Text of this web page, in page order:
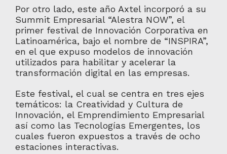
Por otro lado, este año Axtel incorporó a su
Summit Empresarial “Alestra NOW”, el
primer festival de Innovación Corporativa en
Latinoamérica, bajo el nombre de “INSPIRA”,
en el que expuso modelos de innovación
utilizados para habilitar y acelerar la
transformación digital en las empresas.
Este festival, el cual se centra en tres ejes
temáticos: la Creatividad y Cultura de
Innovación, el Emprendimiento Empresarial
así como las Tecnologías Emergentes, los
cuales fueron expuestos a través de ocho
estaciones interactivas.